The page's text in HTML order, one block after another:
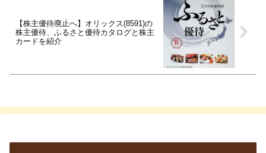
【株主優待廃止へ】オリックス(8591)の
株主優待、ふるさと優待カタログと株主
カードを紹介